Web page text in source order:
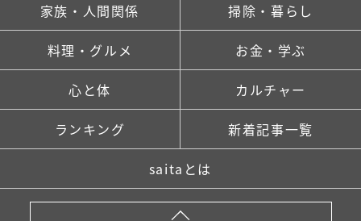
家族・人間関係 掃除・暮らし
料理・グルメ お金・学ぶ
心と体 カルチャー
ランキング 新着記事一覧
saitaとは